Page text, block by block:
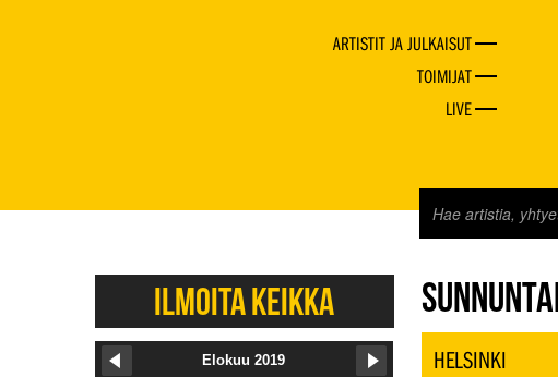
ARTISTIT JA JULKAISUT
TOIMIJAT
LIVE
ILMOITA KEIKKA
Elokuu 2019
JAZZ
HELSINKI